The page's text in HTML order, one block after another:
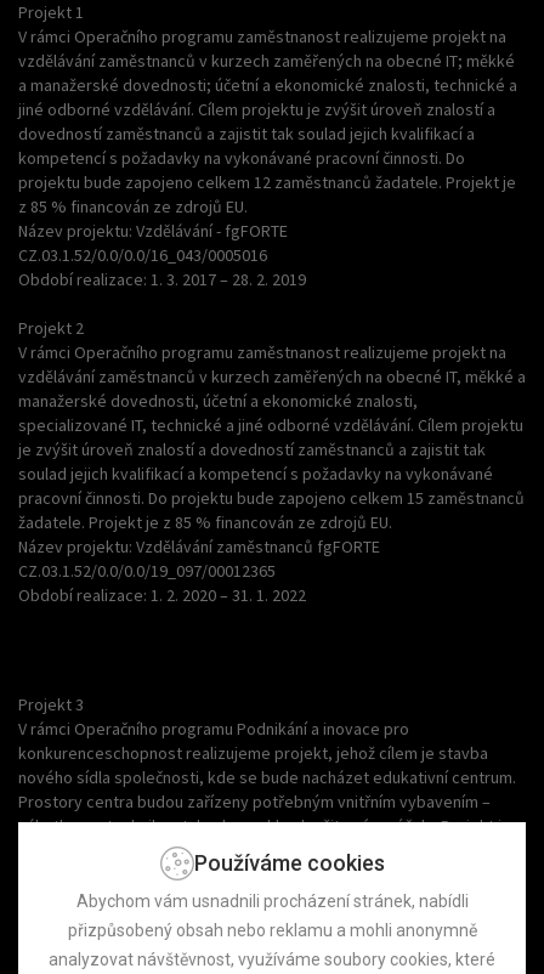
Projekt 1
V rámci Operačního programu zaměstnanost realizujeme projekt na
vzdělávání zaměstnanců v kurzech zaměřených na obecné IT; měkké
a manažerské dovednosti; účetní a ekonomické znalosti, technické a
jiné odborné vzdělávání. Cílem projektu je zvýšit úroveň znalostí a
dovedností zaměstnanců a zajistit tak soulad jejich kvalifikací a
kompetencí s požadavky na vykonávané pracovní činnosti. Do
projektu bude zapojeno celkem 12 zaměstnanců žadatele. Projekt je
z 85 % financován ze zdrojů EU.
Název projektu: Vzdělávání - fgFORTE
CZ.03.1.52/0.0/0.0/16_043/0005016
Období realizace: 1. 3. 2017 – 28. 2. 2019
Projekt 2
V rámci Operačního programu zaměstnanost realizujeme projekt na
vzdělávání zaměstnanců v kurzech zaměřených na obecné IT, měkké a
manažerské dovednosti, účetní a ekonomické znalosti,
specializované IT, technické a jiné odborné vzdělávání. Cílem projektu
je zvýšit úroveň znalostí a dovedností zaměstnanců a zajistit tak
soulad jejich kvalifikací a kompetencí s požadavky na vykonávané
pracovní činnosti. Do projektu bude zapojeno celkem 15 zaměstnanců
žadatele. Projekt je z 85 % financován ze zdrojů EU.
Název projektu: Vzdělávání zaměstnanců fgFORTE
CZ.03.1.52/0.0/0.0/19_097/00012365
Období realizace: 1. 2. 2020 – 31. 1. 2022
Projekt 3
V rámci Operačního programu Podnikání a inovace pro
konkurenceschopnost realizujeme projekt, jehož cílem je stavba
nového sídla společnosti, kde se bude nacházet edukativní centrum.
Prostory centra budou zařízeny potřebným vnitřním vybavením –
nábytkem a technikou tak, aby mohlo sloužit svému účelu. Projekt je
spolufinancován Evropskou unií.
Název projektu: Edukativní centrum fgFORTE, s.r.o.
CZ.01.2.07/0.0/0.0/18_221/0018310
Období realizace: 29. 5. 2019 – 30. 6. 2021
Používáme cookies
Abychom vám usnadnili procházení stránek, nabídli
přizpůsobený obsah nebo reklamu a mohli anonymně
analyzovat návštěvnost, využíváme soubory cookies, které